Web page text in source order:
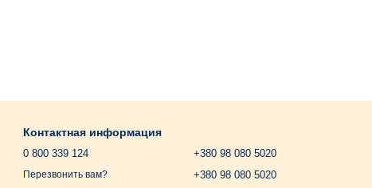
Контактная информация
0 800 339 124
Перезвонить вам?
+380 98 080 5020
+380 98 080 5020